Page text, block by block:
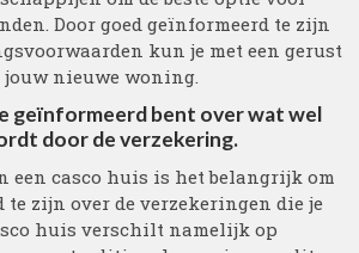
Door goed geïnformeerd te zijn
kun je met een gerust
nieuwe woning.
geïnformeerd bent over wat wel
door de verzekering.
een casco huis is het belangrijk om
te zijn over de verzekeringen die je
huis verschilt namelijk op